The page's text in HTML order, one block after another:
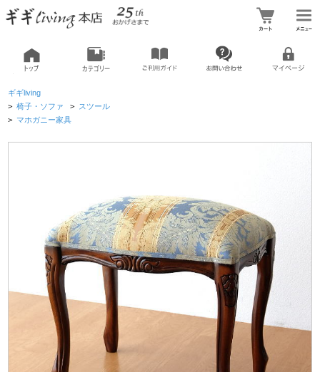
ギギliving
> 椅子・ソファ > スツール
> マホガニー家具